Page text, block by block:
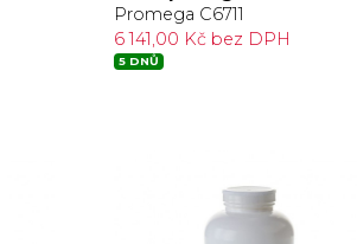
Promega C6711
6 141,00 Kč bez DPH
5 DNŮ